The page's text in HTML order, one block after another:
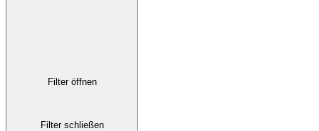
Filter öffnen
Filter schließen